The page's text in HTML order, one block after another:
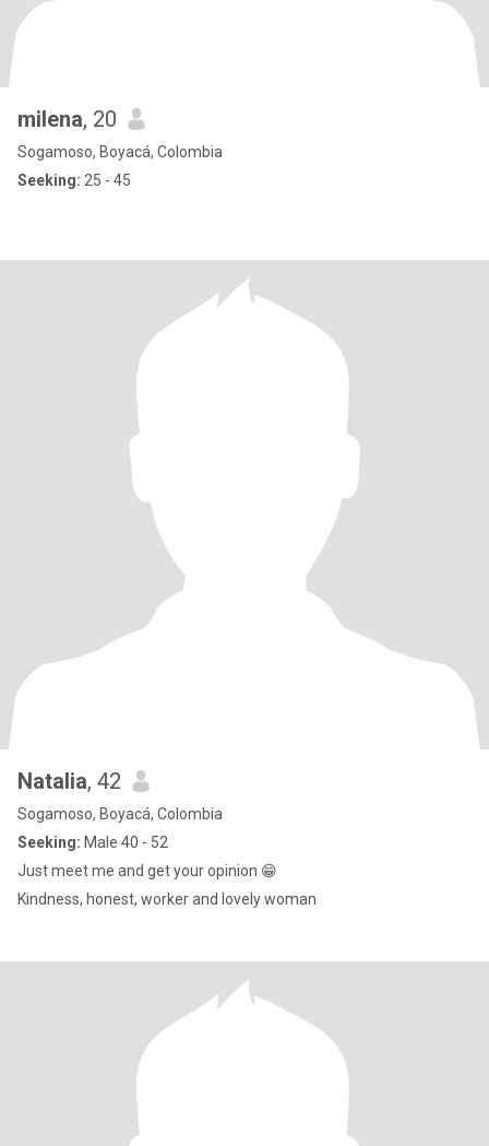
milena, 20
Sogamoso, Boyacá, Colombia
Seeking: 25 - 45
Natalia, 42
Sogamoso, Boyacá, Colombia
Seeking: Male 40 - 52
Just meet me and get your opinion 😁
Kindness, honest, worker and lovely woman